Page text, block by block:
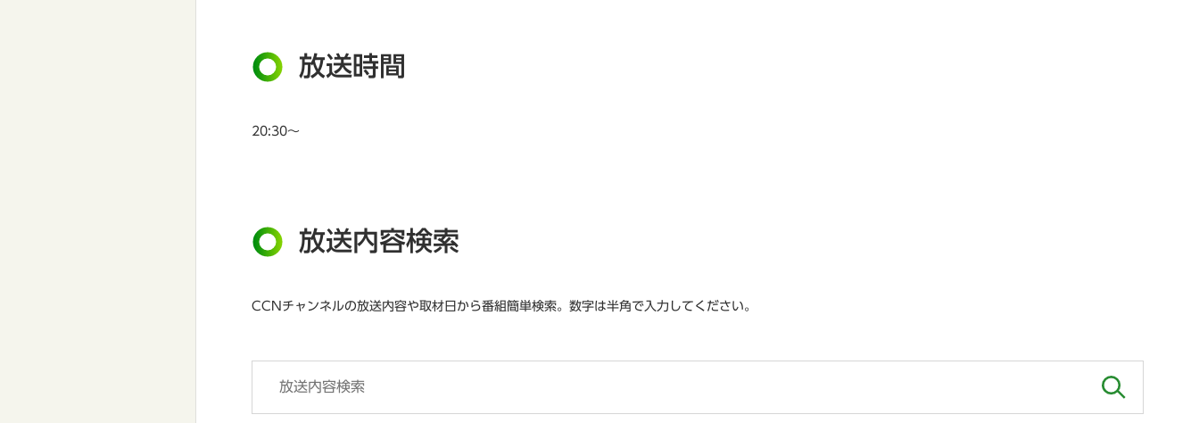
放送時間
20:30～
放送内容検索
CCNチャンネルの放送内容や取材日から番組簡単検索。数字は半角で入力してください。